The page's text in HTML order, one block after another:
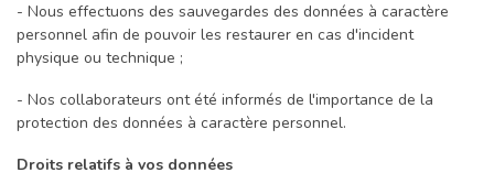
- Nous effectuons des sauvegardes des données à caractère
personnel afin de pouvoir les restaurer en cas d'incident
physique ou technique ;
- Nos collaborateurs ont été informés de l'importance de la
protection des données à caractère personnel.
Droits relatifs à vos données